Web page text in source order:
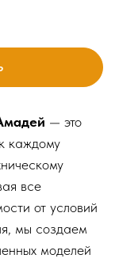
— это
каждому
все
от условий
мы создаем
моделей